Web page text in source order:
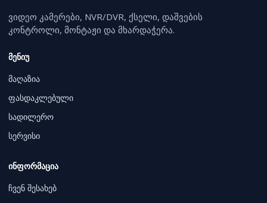
ვიდეო კამერები, NVR/DVR, ქსელი, დაშვების
კონტროლი, მონტაჟი და მხარდაჭერა.
მენიუ
მაღაზია
ფასდაკლებული
სადილერო
სერვისი
ინფორმაცია
ჩვენ შესახებ